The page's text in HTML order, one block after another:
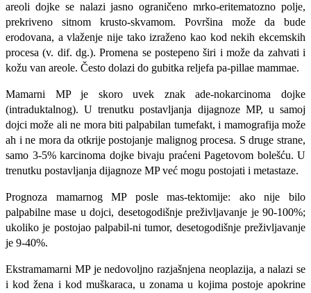
areoli dojke se nalazi jasno ograničeno mrko-eritematozno polje,
prekriveno sitnom krusto-skvamom. Površina može da bude
erodovana, a vlaženje nije tako izraženo kao kod nekih ekcemskih
procesa (v. dif. dg.). Promena se postepeno širi i može da zahvati i
kožu van areole. Često dolazi do gubitka reljefa pa-pillae mammae.
Mamarni MP je skoro uvek znak ade-nokarcinoma dojke
(intraduktalnog). U trenutku postavljanja dijagnoze MP, u sa­moj
dojci može ali ne mora biti palpabilan tumefakt, i mamografija može
ah i ne mo­ra da otkrije postojanje malignog procesa. S druge strane,
samo 3-5% karcinoma dojke bivaju praćeni Pagetovom bolešću. U
trenutku postavljanja dijagnoze MP već mogu postojati i metastaze.
Prognoza mamarnog MP posle mas-tektomije: ako nije bilo
palpabilne mase u dojci, desetogodišnje preživljavanje je 90-100%;
ukoliko je postojao palpabil-ni tumor, desetogodišnje preživljavanje
je 9-40%.
Ekstramamarni MP je nedovoljno razjašnjena neoplazija, a nalazi se
i kod žena i kod muškaraca, u zonama u koji­ma postoje apokrine